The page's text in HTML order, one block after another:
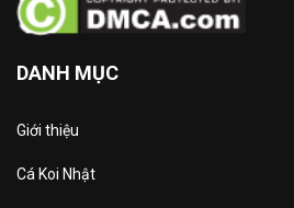
DANH MỤC
Giới thiệu
Cá Koi Nhật